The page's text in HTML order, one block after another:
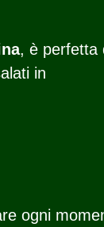
, è perfetta
in
ogni